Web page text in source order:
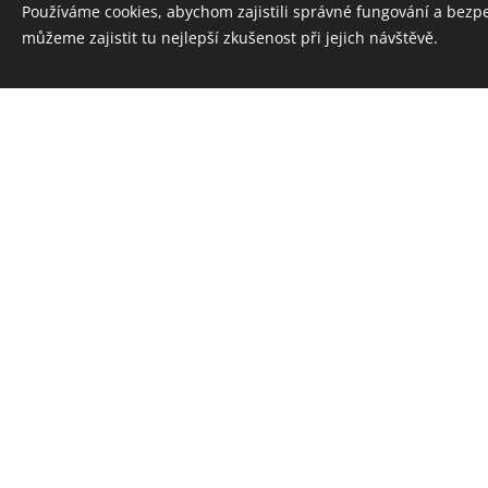
Používáme cookies, abychom zajistili správné fungování a
můžeme zajistit tu nejlepší zkušenost při jejich návštěvě.